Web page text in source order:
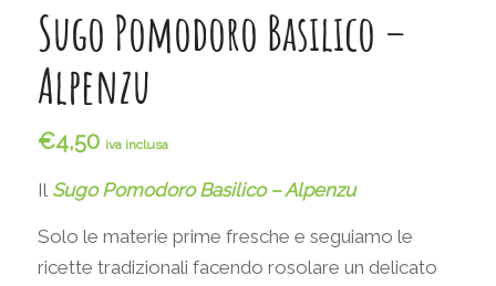
Sugo Pomodoro Basilico –
Alpenzu
€4,50 iva inclusa
Il Sugo Pomodoro Basilico – Alpenzu
Solo le materie prime fresche e seguiamo le
ricette tradizionali facendo rosolare un delicato